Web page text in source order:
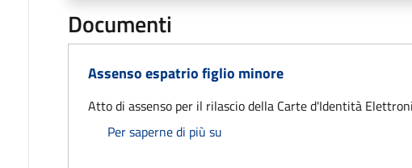
Documenti
Assenso espatrio figlio minore
Atto di assenso per il rilascio della Carte d'Identità
Per saperne di più suAssenso espatrio figlio minore